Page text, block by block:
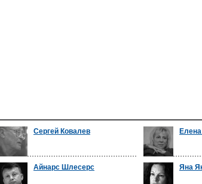
Сергей Ковалев
Айнарс Шлесерс Яна